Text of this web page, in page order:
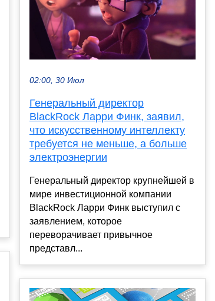
02:00, 30 Июл
Генеральный директор
BlackRock Ларри Финк, заявил,
что искусственному интеллекту
требуется не меньше, а больше
электроэнергии
Генеральный директор крупнейшей в
мире инвестиционной компании
BlackRock Ларри Финк выступил с
заявлением, которое
переворачивает привычное
представл...